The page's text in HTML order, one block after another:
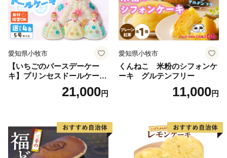
愛知県小牧市
【いちごのバースデーケー
キ】プリンセスドールケーキ
日時指定可 スイーツ デザー
ト 洋菓子 お取り寄せ 愛知県
デコレーションケーキ ホー
ルケーキ 人形 かわいい こど
も
21,000円
愛知県小牧市
くんねこ 米粉のシフォンケ
ーキ グルテンフリー
11,000円